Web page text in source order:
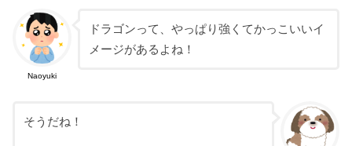
Naoyuki
ドラゴンって、やっぱり強くてかっこいいイ
メージがあるよね！
そうだね！